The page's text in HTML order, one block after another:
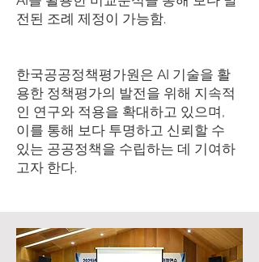
전된 조례 제정이 가능함.
한국공공정책평가원은 AI 기술을 활
용한 정책평가의 발전을 위해 지속적
인 연구와 적용을 확대하고 있으며,
이를 통해 보다 투명하고 신뢰할 수
있는 공공정책을 수립하는 데 기여하
고자 한다.